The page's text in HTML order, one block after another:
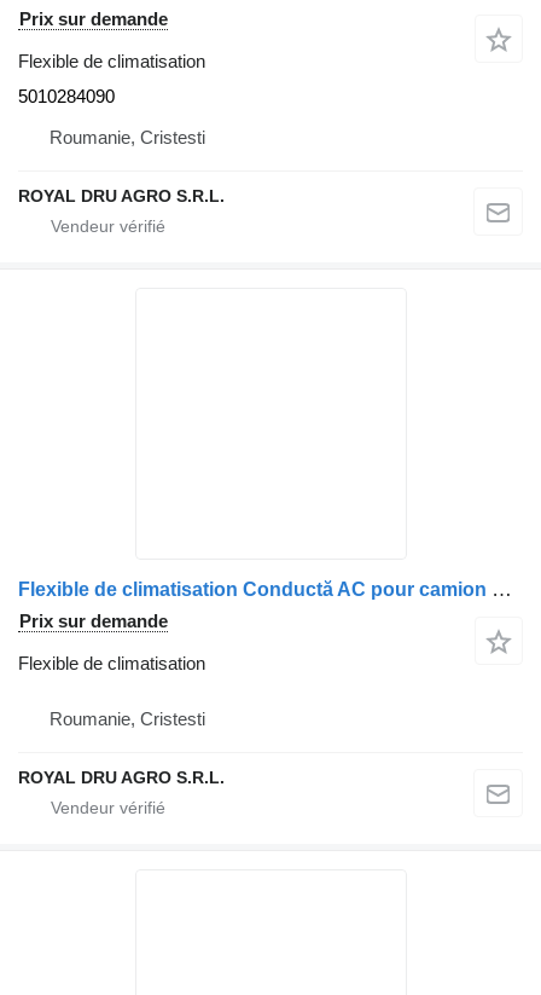
Prix sur demande
Flexible de climatisation
5010284090
Roumanie, Cristesti
ROYAL DRU AGRO S.R.L.
Flexible de climatisation Conductă AC pour camion Renault 7484591073 – Țeavă Sistem Aer Condiționat
Prix sur demande
Flexible de climatisation
Roumanie, Cristesti
ROYAL DRU AGRO S.R.L.